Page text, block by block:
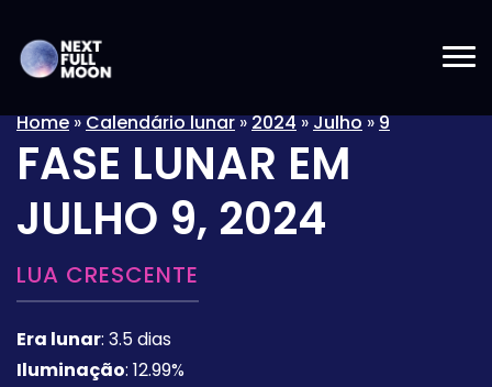
Home»Calendário lunar»2024»Julho»9
FASE LUNAR EM
JULHO 9, 2024
LUA CRESCENTE
Era lunar: 3.5 dias
Iluminação: 12.99%